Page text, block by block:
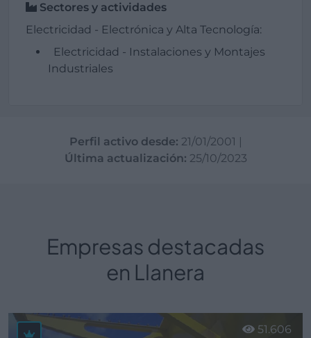
Sectores y actividades
Electricidad - Electrónica y Alta Tecnología:
Electricidad - Instalaciones y Montajes
Industriales
Perfil activo desde: 21/01/2001 |
Última actualización: 25/10/2023
Empresas destacadas
en Llanera
51.606